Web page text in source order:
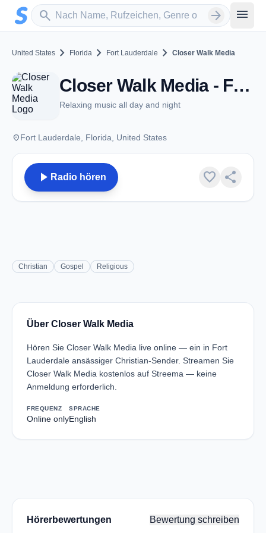
Zum Hauptinhalt springen
search
Sender suchen arrow_forward menu
United States chevron_right Florida chevron_right Fort Lauderdale chevron_right Closer Walk Media
Closer Walk Media - Fort Lauderdale, FL
Relaxing music all day and night
placeFort Lauderdale, Florida, United States
play_arrow Radio hören favorite share
Christian Gospel Religious
Über Closer Walk Media
Hören Sie Closer Walk Media live online — ein in Fort
Lauderdale ansässiger Christian-Sender. Streamen Sie
Closer Walk Media kostenlos auf Streema — keine
Anmeldung erforderlich.
FREQUENZ
Online only
SPRACHE
English
Hörerbewertungen Bewertung schreiben